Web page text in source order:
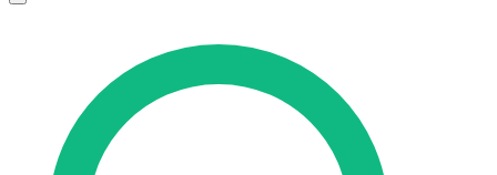
SEO-Beratung Linkaufbau